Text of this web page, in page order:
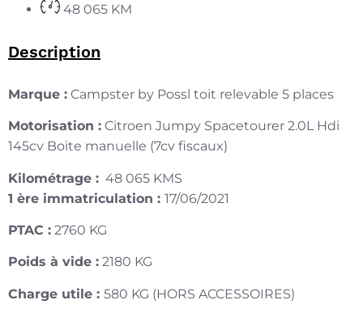
48 065 KM
Description
Marque : Campster by Possl toit relevable 5 places
Motorisation : Citroen Jumpy Spacetourer 2.0L Hdi
145cv Boite manuelle (7cv fiscaux)
Kilométrage : 48 065 KMS
1 ère immatriculation : 17/06/2021
PTAC : 2760 KG
Poids à vide : 2180 KG
Charge utile : 580 KG (HORS ACCESSOIRES)